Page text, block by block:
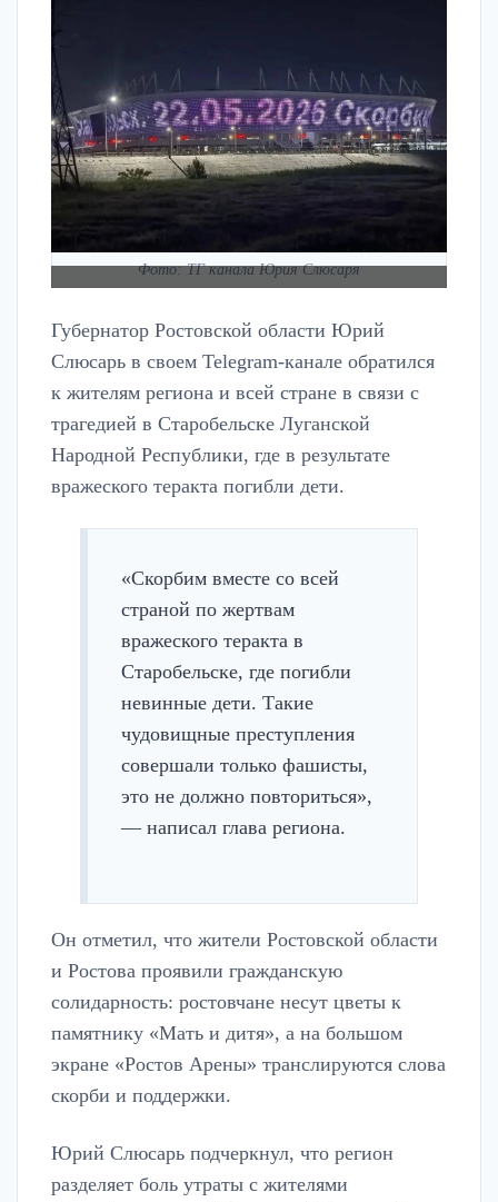
Фото: ТГ канала Юрия Слюсаря
Губернатор Ростовской области Юрий
Слюсарь в своем Telegram-канале обратился
к жителям региона и всей стране в связи с
трагедией в Старобельске Луганской
Народной Республики, где в результате
вражеского теракта погибли дети.
«Скорбим вместе со всей
страной по жертвам
вражеского теракта в
Старобельске, где погибли
невинные дети. Такие
чудовищные преступления
совершали только фашисты,
это не должно повториться»,
— написал глава региона.
Он отметил, что жители Ростовской области
и Ростова проявили гражданскую
солидарность: ростовчане несут цветы к
памятнику «Мать и дитя», а на большом
экране «Ростов Арены» транслируются слова
скорби и поддержки.
Юрий Слюсарь подчеркнул, что регион
разделяет боль утраты с жителями